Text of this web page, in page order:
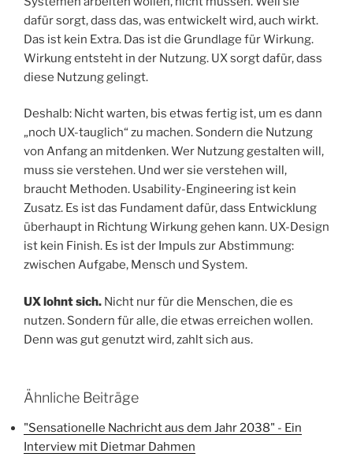
dafür sorgt, dass das, was entwickelt wird, auch wirkt.
Das ist kein Extra. Das ist die Grundlage für Wirkung.
Wirkung entsteht in der Nutzung. UX sorgt dafür, dass
diese Nutzung gelingt.
Deshalb: Nicht warten, bis etwas fertig ist, um es dann
„noch UX-tauglich“ zu machen. Sondern die Nutzung
von Anfang an mitdenken. Wer Nutzung gestalten will,
muss sie verstehen. Und wer sie verstehen will,
braucht Methoden. Usability-Engineering ist kein
Zusatz. Es ist das Fundament dafür, dass Entwicklung
überhaupt in Richtung Wirkung gehen kann. UX-Design
ist kein Finish. Es ist der Impuls zur Abstimmung:
zwischen Aufgabe, Mensch und System.
UX lohnt sich. Nicht nur für die Menschen, die es
nutzen. Sondern für alle, die etwas erreichen wollen.
Denn was gut genutzt wird, zahlt sich aus.
Ähnliche Beiträge
"Sensationelle Nachricht aus dem Jahr 2038" - Ein
Interview mit Dietmar Dahmen